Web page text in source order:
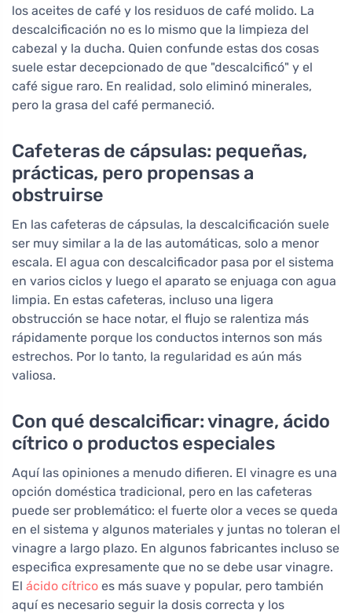
los aceites de café y los residuos de café molido. La
descalcificación no es lo mismo que la limpieza del
cabezal y la ducha. Quien confunde estas dos cosas
suele estar decepcionado de que "descalcificó" y el
café sigue raro. En realidad, solo eliminó minerales,
pero la grasa del café permaneció.
Cafeteras de cápsulas: pequeñas,
prácticas, pero propensas a
obstruirse
En las cafeteras de cápsulas, la descalcificación suele
ser muy similar a la de las automáticas, solo a menor
escala. El agua con descalcificador pasa por el sistema
en varios ciclos y luego el aparato se enjuaga con agua
limpia. En estas cafeteras, incluso una ligera
obstrucción se hace notar, el flujo se ralentiza más
rápidamente porque los conductos internos son más
estrechos. Por lo tanto, la regularidad es aún más
valiosa.
Con qué descalcificar: vinagre, ácido
cítrico o productos especiales
Aquí las opiniones a menudo difieren. El vinagre es una
opción doméstica tradicional, pero en las cafeteras
puede ser problemático: el fuerte olor a veces se queda
en el sistema y algunos materiales y juntas no toleran el
vinagre a largo plazo. En algunos fabricantes incluso se
especifica expresamente que no se debe usar vinagre.
El ácido cítrico es más suave y popular, pero también
aquí es necesario seguir la dosis correcta y los